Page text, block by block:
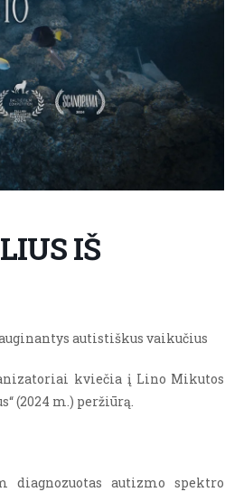
IŠ
autistiškus vaikučius
kviečia į Lino Mikutos
(2024 m.) peržiūrą.
autizmo spektro